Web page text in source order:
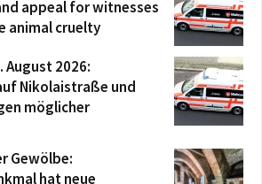
appeal for witnesses
animal cruelty
August 2026:
Nikolaistraße und
möglicher
Gewölbe:
hat neue